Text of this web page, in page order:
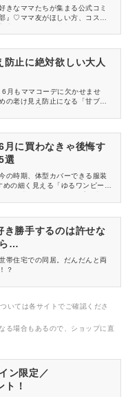
きなママたちが集まる公式コミ
』♡ママ友がほしい方、コスメサ
！
止に絶対欲しい大人
月もママコーデに欠かせませ
の老け見え防止になる「甘ブラ
に買わなきゃ後悔す
選
の時期、体型カバーできる服装
の細く見える「ゆるワンピー
ですよ。
き勝手するのは許せな
…
帯住宅での同居。だんだんと両
？
いては各サイトでご確認くださ
る場合もあるので、ショップに直
ン限定／
ト！